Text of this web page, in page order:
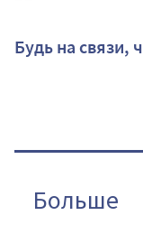
Будь на связи,
Больше